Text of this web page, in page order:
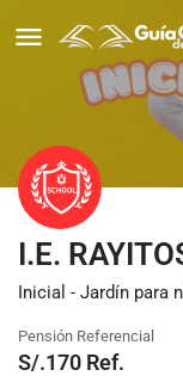
I.E.
Inicial - Jardín para
Pensión Referencial
S/.170 Ref.